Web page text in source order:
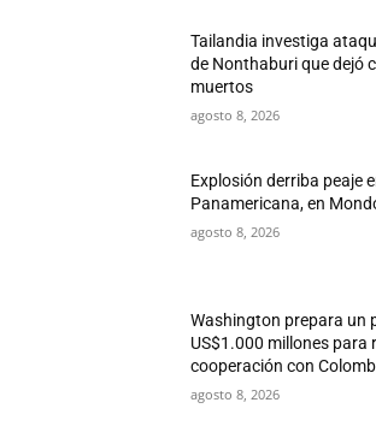
Tailandia investiga
de Nonthaburi que dejó
muertos
agosto 8, 2026
Explosión derriba peaje
Panamericana, en
agosto 8, 2026
Washington prepara un
US$1.000 millones para
cooperación con
agosto 8, 2026